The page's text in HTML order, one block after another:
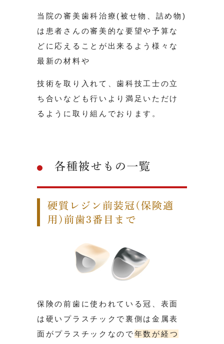
当院の審美歯科治療(被せ物、詰め物)
は患者さんの審美的な要望や予算な
どに応えることが出来るよう様々な
最新の材料や
技術を取り入れて、歯科技工士の立
ち合いなども行いより満足いただけ
るように取り組んでおります。
各種被せもの一覧
硬質レジン前装冠(保険適
用)前歯3番目まで
保険の前歯に使われている冠、表面
は硬いプラスチックで裏側は金属表
面がプラスチックなので年数が経つ